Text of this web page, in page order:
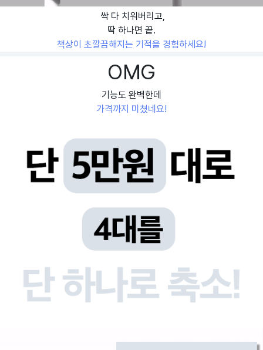
싹 다 치워버리고,
딱 하나면 끝.
책상이 초깔끔해지는 기적을 경험하세요!
OMG
기능도 완벽한데
가격까지 미쳤네요!